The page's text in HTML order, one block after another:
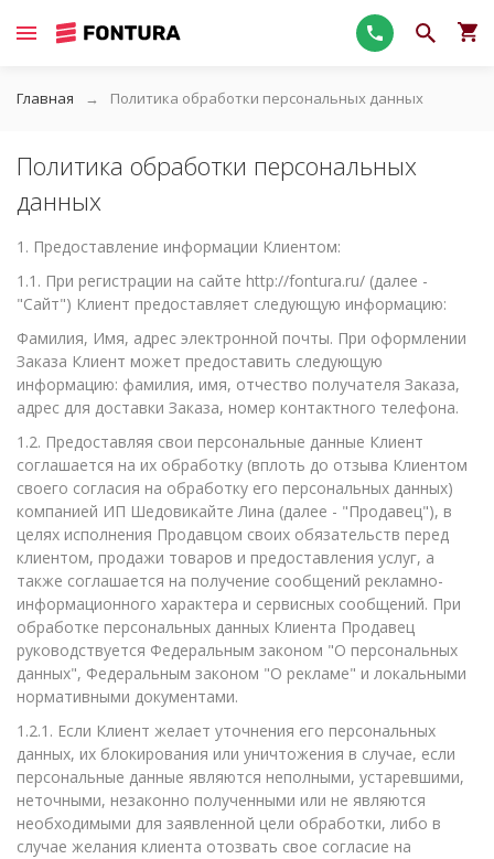
Главная Политика обработки персональных данных
Политика обработки персональных
данных
1. Предоставление информации Клиентом:
1.1. При регистрации на сайте http://fontura.ru/ (далее -
"Сайт") Клиент предоставляет следующую информацию:
Фамилия, Имя, адрес электронной почты. При оформлении
Заказа Клиент может предоставить следующую
информацию: фамилия, имя, отчество получателя Заказа,
адрес для доставки Заказа, номер контактного телефона.
1.2. Предоставляя свои персональные данные Клиент
соглашается на их обработку (вплоть до отзыва Клиентом
своего согласия на обработку его персональных данных)
компанией ИП Шедовикайте Лина (далее - "Продавец"), в
целях исполнения Продавцом своих обязательств перед
клиентом, продажи товаров и предоставления услуг, а
также соглашается на получение сообщений рекламно-
информационного характера и сервисных сообщений. При
обработке персональных данных Клиента Продавец
руководствуется Федеральным законом "О персональных
данных", Федеральным законом "О рекламе" и локальными
нормативными документами.
1.2.1. Если Клиент желает уточнения его персональных
данных, их блокирования или уничтожения в случае, если
персональные данные являются неполными, устаревшими,
неточными, незаконно полученными или не являются
необходимыми для заявленной цели обработки, либо в
случае желания клиента отозвать свое согласие на